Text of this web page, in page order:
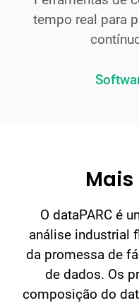
tempo real para
Mais
O dataPARC é
análise industrial
da promessa de
de dados. Os
composição do